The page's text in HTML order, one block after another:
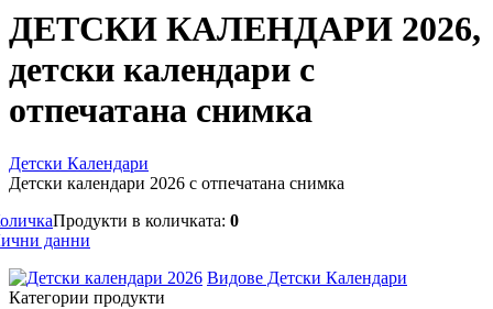
ДЕТСКИ КАЛЕНДАРИ 2026,
детски календари с
отпечатана снимка
Детски Календари
Детски календари 2026 с отпечатана снимка
Продукти в количката: 0
данни
Видове Детски Календари
Категории продукти